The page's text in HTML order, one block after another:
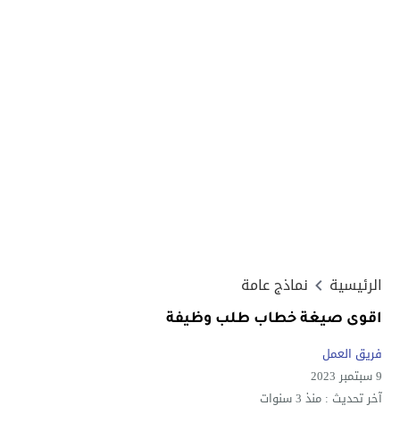
الرئيسية نماذج عامة
اقوى صيغة خطاب طلب وظيفة
فريق العمل
9 سبتمبر 2023
آخر تحديث : منذ 3 سنوات